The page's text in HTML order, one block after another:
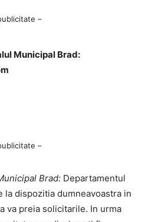
–
Municipal Brad:
–
Brad: Departamentul
dispozitia dumneavoastra in
va preia solicitarile. In urma